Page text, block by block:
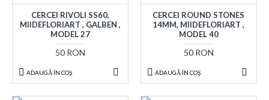
CERCEI RIVOLI SS60,
MIIDEFLORIART , GALBEN ,
MODEL 27
50 RON
ADAUGĂ ÎN COŞ
CERCEI ROUND STONES
14MM, MIIDEFLORIART ,
MODEL 40
50 RON
ADAUGĂ ÎN COŞ